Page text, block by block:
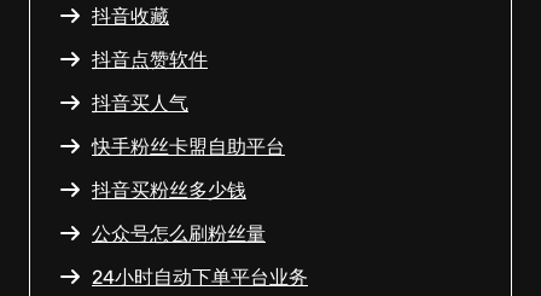
抖音收藏
抖音点赞软件
抖音买人气
快手粉丝卡盟自助平台
抖音买粉丝多少钱
公众号怎么刷粉丝量
24小时自动下单平台业务